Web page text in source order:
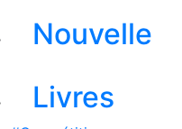
Nouvelle
Livres